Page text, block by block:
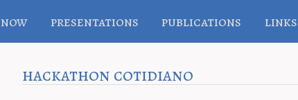
now presentations publications links
hackathon cotidiano